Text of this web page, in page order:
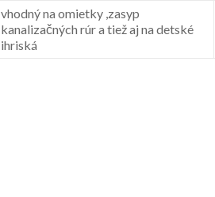
vhodný na omietky ,zasyp
kanalizačných rúr a tiež aj na detské
ihriská